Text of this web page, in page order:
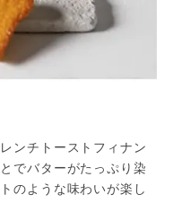
ンチトーストフィナン
でバターがたっぷり染
のような味わいが楽し